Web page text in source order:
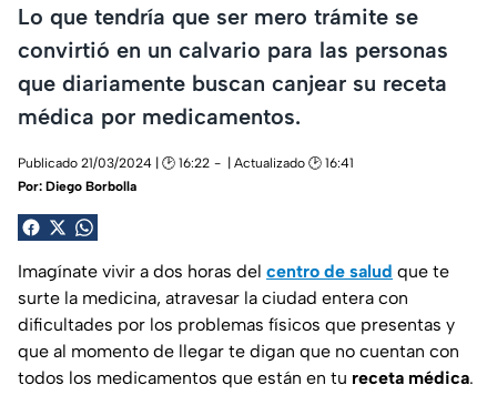
Lo que tendría que ser mero trámite se
convirtió en un calvario para las personas
que diariamente buscan canjear su receta
médica por medicamentos.
Publicado 21/03/2024 | 🕑 16:22
| Actualizado 🕑 16:41
Por: Diego Borbolla
Imagínate vivir a dos horas del centro de salud que te
surte la medicina, atravesar la ciudad entera con
dificultades por los problemas físicos que presentas y
que al momento de llegar te digan que no cuentan con
todos los medicamentos que están en tu receta médica.